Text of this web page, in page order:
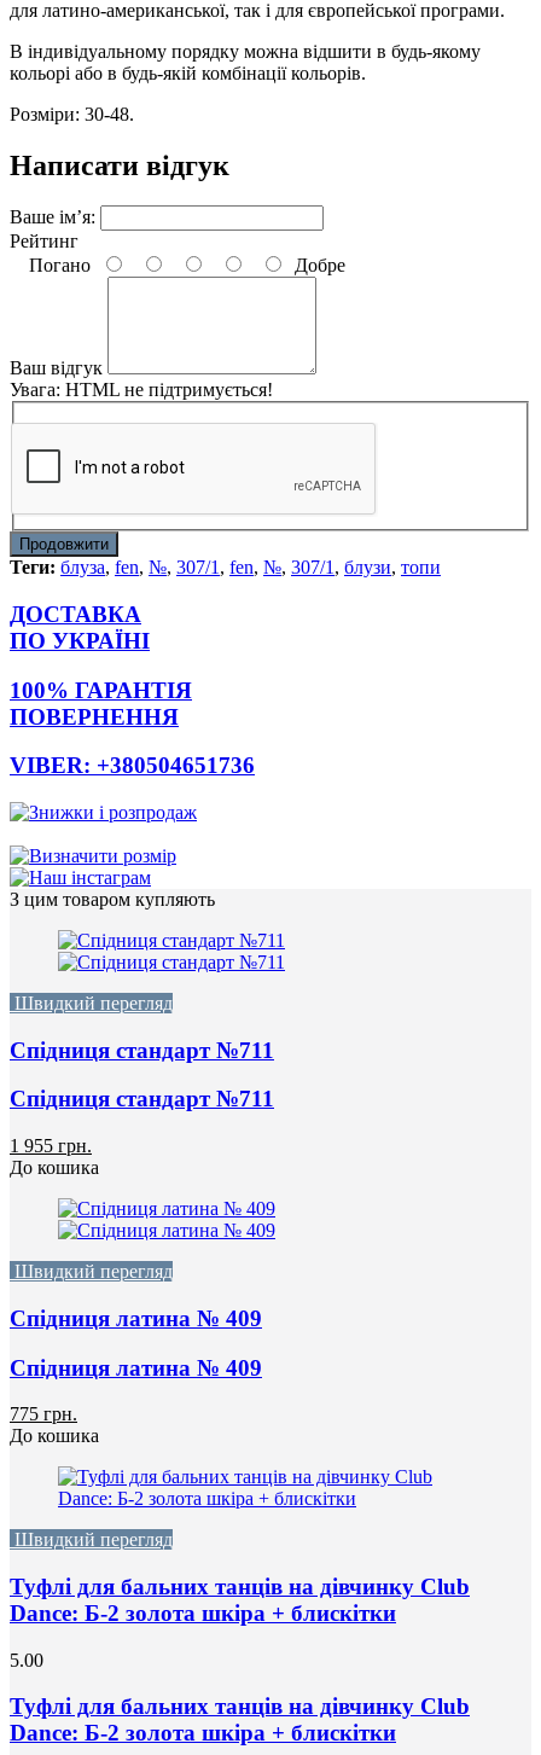
для латино-американської, так і для європейської програми.
В індивідуальному порядку можна відшити в будь-якому
кольорі або в будь-якій комбінації кольорів.
Розміри: 30-48.
Написати відгук
Ваше ім’я:
Рейтинг
Погано
Добре
Ваш відгук
Увага: HTML не підтримується!
Продовжити
Теги: блуза, fen, №, 307/1 , fen, №, 307/1 , блузи, топи
ДОСТАВКА
ПО УКРАЇНІ
100% ГАРАНТІЯ
ПОВЕРНЕННЯ
VIBER: +380504651736
З цим товаром купляють
Швидкий перегляд
Спідниця стандарт №711
Спідниця стандарт №711
1 955 грн.
До кошика
Швидкий перегляд
Спідниця латина № 409
Спідниця латина № 409
775 грн.
До кошика
Швидкий перегляд
Туфлі для бальних танців на дівчинку Club
Dance: Б-2 золота шкіра + блискітки
5.00
Туфлі для бальних танців на дівчинку Club
Dance: Б-2 золота шкіра + блискітки